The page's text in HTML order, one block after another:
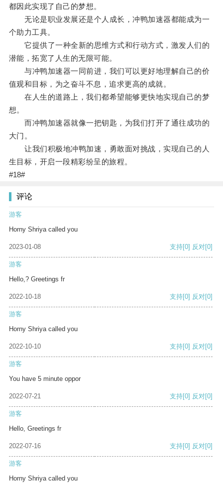
都因此实现了自己的梦想。
无论是职业发展还是个人成长，冲鸭加速器都能成为一
个助力工具。
它提供了一种全新的思维方式和行动方式，激发人们的
潜能，拓宽了人生的无限可能。
与冲鸭加速器一同前进，我们可以更好地理解自己的价
值观和目标，为之奋斗不息，追求更高的成就。
在人生的道路上，我们都希望能够更快地实现自己的梦
想。
而冲鸭加速器就像一把钥匙，为我们打开了通往成功的
大门。
让我们积极地冲鸭加速，勇敢面对挑战，实现自己的人
生目标，开启一段精彩纷呈的旅程。
#18#
评论
游客
Horny Shriya called you
2023-01-08 支持[0] 反对[0]
游客
Hello,? Greetings fr
2022-10-18 支持[0] 反对[0]
游客
Horny Shriya called you
2022-10-10 支持[0] 反对[0]
游客
You have 5 minute oppor
2022-07-21 支持[0] 反对[0]
游客
Hello, Greetings fr
2022-07-16 支持[0] 反对[0]
游客
Horny Shriya called you